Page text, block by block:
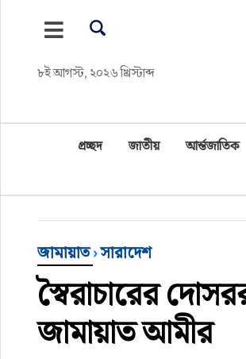
৮ই আগস্ট, ২০২৬ খ্রিস্টাব্দ
বৃহত্তর কুমিল্লা
বৃহত্তর নোয়াখালী
বিভাগীয় জমিন
খেলাধুলা
প্রচ্ছদ জাতীয় আর্ন্তজাতিক
জামায়াত›সারাদেশ
স্বৈরাচারের
জামায়াত আমীর